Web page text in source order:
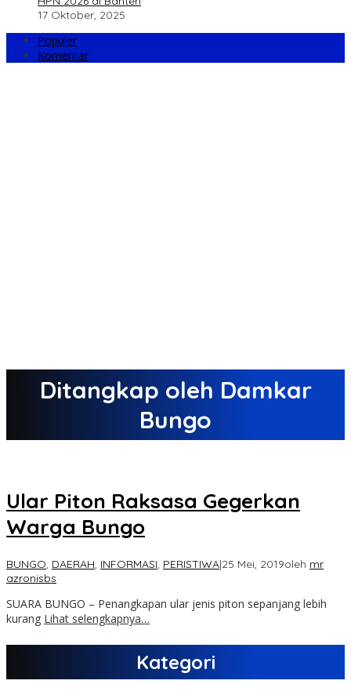
17 Oktober, 2025
Populer
Komentar
Ditangkap oleh Damkar
Bungo
Ular Piton Raksasa Gegerkan
Warga Bungo
BUNGO, DAERAH, INFORMASI, PERISTIWA|25 Mei, 2019oleh mr
azronisbs
SUARA BUNGO – Penangkapan ular jenis piton sepanjang lebih
kurang Lihat selengkapnya…
Kategori